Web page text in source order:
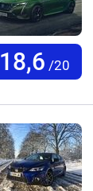
18,6 /20